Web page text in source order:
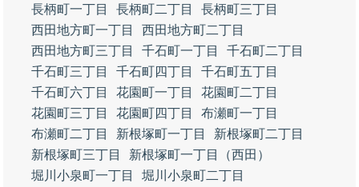
長柄町一丁目
長柄町二丁目
長柄町三丁目
西田地方町一丁目
西田地方町二丁目
西田地方町三丁目
千石町一丁目
千石町二丁目
千石町三丁目
千石町四丁目
千石町五丁目
千石町六丁目
花園町一丁目
花園町二丁目
花園町三丁目
花園町四丁目
布瀬町一丁目
布瀬町二丁目
新根塚町一丁目
新根塚町二丁目
新根塚町三丁目
新根塚町一丁目（西田）
堀川小泉町一丁目
堀川小泉町二丁目